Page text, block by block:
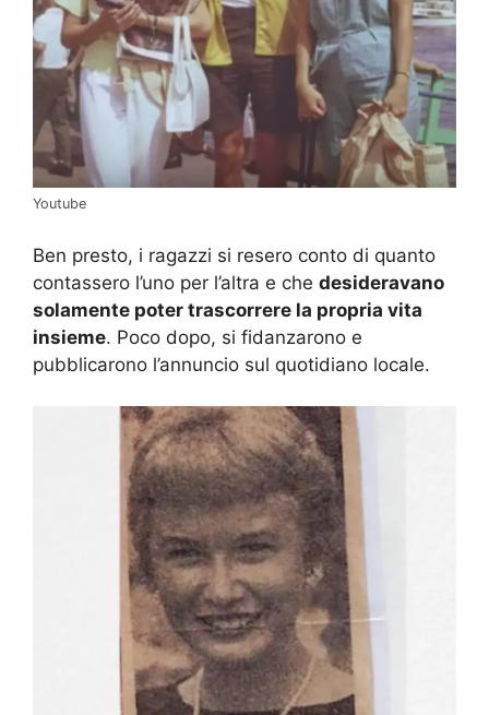
Youtube
Ben presto, i ragazzi si resero conto di quanto
contassero l’uno per l’altra e che desideravano
solamente poter trascorrere la propria vita
insieme. Poco dopo, si fidanzarono e
pubblicarono l’annuncio sul quotidiano locale.